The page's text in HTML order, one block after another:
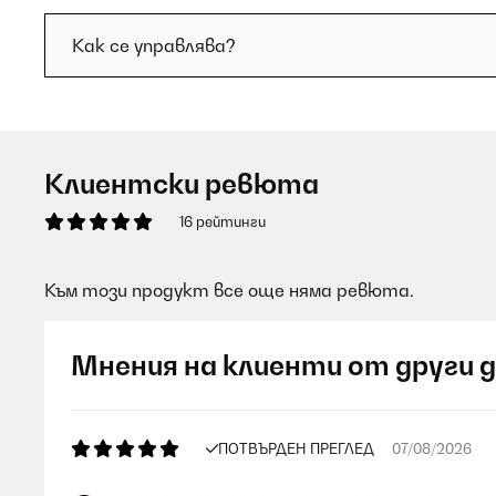
Как се управлява?
Клиентски ревюта
16 рейтинги
Към този продукт все още няма ревюта.
Мнения на клиенти от други
ПОТВЪРДЕН ПРЕГЛЕД 07/08/2026